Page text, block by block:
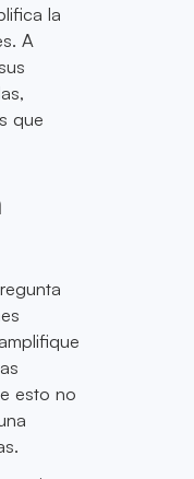
la
A
que
esto no